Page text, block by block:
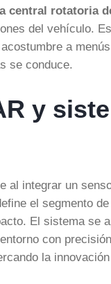
central rotatoria
del vehículo.
a
se conduce.
y
al integrar un
el segmento
El sistema se
con
la